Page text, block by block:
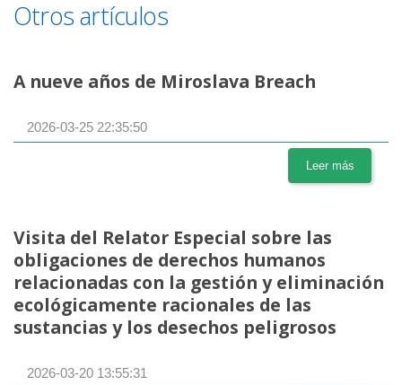
Otros artículos
A nueve años de Miroslava Breach
2026-03-25 22:35:50
Leer más
Visita del Relator Especial sobre las
obligaciones de derechos humanos
relacionadas con la gestión y eliminación
ecológicamente racionales de las
sustancias y los desechos peligrosos
2026-03-20 13:55:31